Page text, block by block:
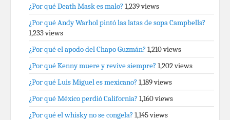
¿Por qué Death Mask es malo? 1,239 views
¿Por qué Andy Warhol pintó las latas de sopa Campbells?
1,233 views
¿Por qué el apodo del Chapo Guzmán? 1,210 views
¿Por qué Kenny muere y revive siempre? 1,202 views
¿Por qué Luis Miguel es mexicano? 1,189 views
¿Por qué México perdió California? 1,160 views
¿Por qué el whisky no se congela? 1,145 views